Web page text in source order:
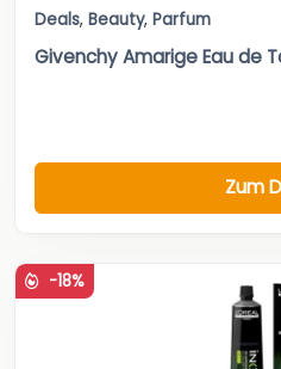
Deals, Beauty, Parfum
Givenchy Amarige Eau de
Zum
-18%